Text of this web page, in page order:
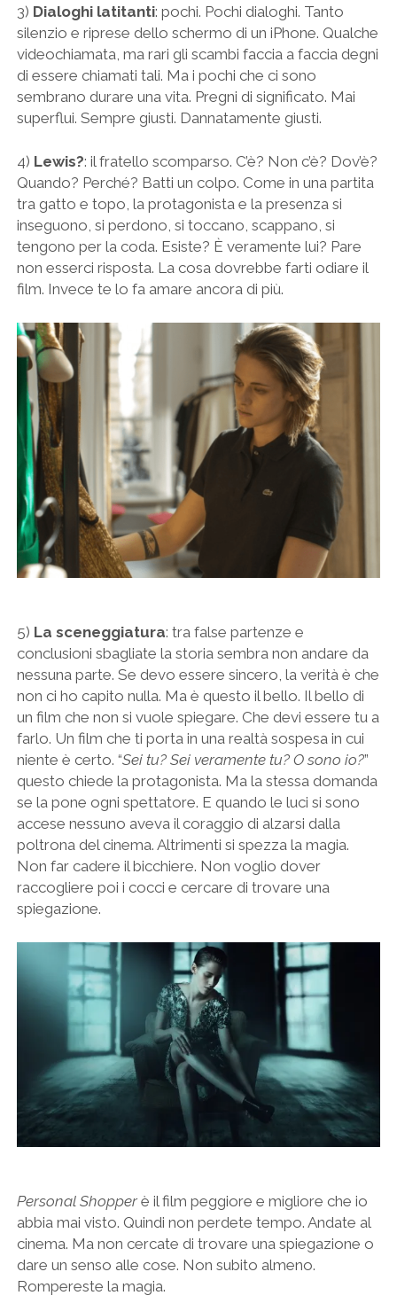
3) Dialoghi latitanti: pochi. Pochi dialoghi. Tanto
silenzio e riprese dello schermo di un iPhone. Qualche
videochiamata, ma rari gli scambi faccia a faccia degni
di essere chiamati tali. Ma i pochi che ci sono
sembrano durare una vita. Pregni di significato. Mai
superflui. Sempre giusti. Dannatamente giusti.
4) Lewis?: il fratello scomparso. C’è? Non c’è? Dov’è?
Quando? Perché? Batti un colpo. Come in una partita
tra gatto e topo, la protagonista e la presenza si
inseguono, si perdono, si toccano, scappano, si
tengono per la coda. Esiste? È veramente lui? Pare
non esserci risposta. La cosa dovrebbe farti odiare il
film. Invece te lo fa amare ancora di più.
5) La sceneggiatura: tra false partenze e
conclusioni sbagliate la storia sembra non andare da
nessuna parte. Se devo essere sincero, la verità è che
non ci ho capito nulla. Ma è questo il bello. Il bello di
un film che non si vuole spiegare. Che devi essere tu a
farlo. Un film che ti porta in una realtà sospesa in cui
niente è certo. “Sei tu? Sei veramente tu? O sono io?”
questo chiede la protagonista. Ma la stessa domanda
se la pone ogni spettatore. E quando le luci si sono
accese nessuno aveva il coraggio di alzarsi dalla
poltrona del cinema. Altrimenti si spezza la magia.
Non far cadere il bicchiere. Non voglio dover
raccogliere poi i cocci e cercare di trovare una
spiegazione.
Personal Shopperè il film peggiore e migliore che io
abbia mai visto. Quindi non perdete tempo. Andate al
cinema. Ma non cercate di trovare una spiegazione o
dare un senso alle cose. Non subito almeno.
Rompereste la magia.